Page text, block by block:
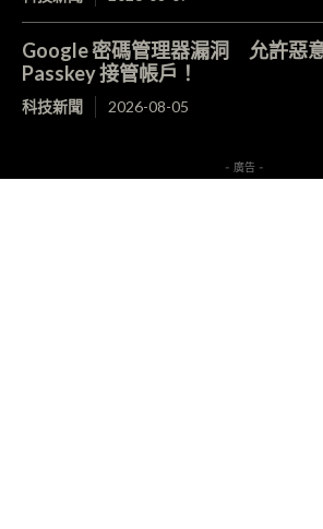
Google 密碼管理器漏洞 允許惡
Passkey 接管帳戶！
科技新聞 2026-08-05
- 廣告 -